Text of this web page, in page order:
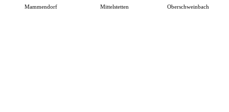
Mammendorf Mittelstetten Oberschweinbach